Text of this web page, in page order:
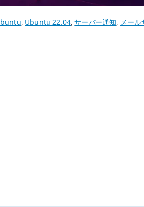
, Ubuntu 22.04,サーバー通知, メール